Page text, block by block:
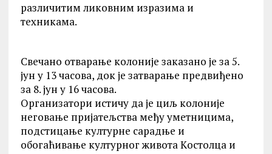
различитим ликовним изразима и
техникама.
Свечано отварање колоније заказано је за 5.
јун у 13 часова, док је затварање предвиђено
за 8. јун у 16 часова.
Организатори истичу да је циљ колоније
неговање пријатељства међу уметницима,
подстицање културне сарадње и
обогаћивање културног живота Kостолца и